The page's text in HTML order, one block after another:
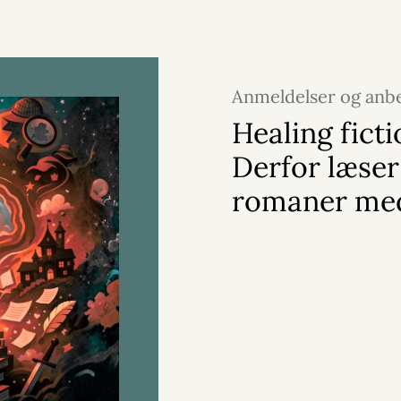
Anmeldelser og
juli 2026
Healing
Derfor
romaner